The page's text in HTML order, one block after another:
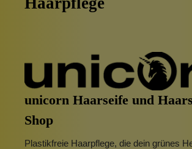
unicorn Haarseife und
Shop
Plastikfreie Haarpflege, die dein grünes